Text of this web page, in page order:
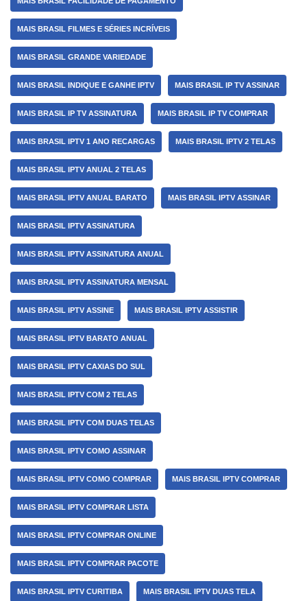
MAIS BRASIL FILMES E SÉRIES INCRÍVEIS
MAIS BRASIL GRANDE VARIEDADE
MAIS BRASIL INDIQUE E GANHE IPTV MAIS BRASIL IP TV ASSINAR
MAIS BRASIL IP TV ASSINATURA MAIS BRASIL IP TV COMPRAR
MAIS BRASIL IPTV 1 ANO RECARGAS MAIS BRASIL IPTV 2 TELAS
MAIS BRASIL IPTV ANUAL 2 TELAS
MAIS BRASIL IPTV ANUAL BARATO MAIS BRASIL IPTV ASSINAR
MAIS BRASIL IPTV ASSINATURA
MAIS BRASIL IPTV ASSINATURA ANUAL
MAIS BRASIL IPTV ASSINATURA MENSAL
MAIS BRASIL IPTV ASSINE MAIS BRASIL IPTV ASSISTIR
MAIS BRASIL IPTV BARATO ANUAL
MAIS BRASIL IPTV CAXIAS DO SUL
MAIS BRASIL IPTV COM 2 TELAS
MAIS BRASIL IPTV COM DUAS TELAS
MAIS BRASIL IPTV COMO ASSINAR
MAIS BRASIL IPTV COMO COMPRAR MAIS BRASIL IPTV COMPRAR
MAIS BRASIL IPTV COMPRAR LISTA
MAIS BRASIL IPTV COMPRAR ONLINE
MAIS BRASIL IPTV COMPRAR PACOTE
MAIS BRASIL IPTV CURITIBA MAIS BRASIL IPTV DUAS TELA